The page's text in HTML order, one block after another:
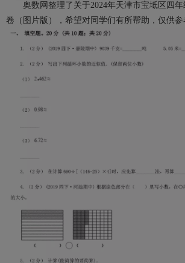
奥数网整理了关于2024年天津市宝坻区四年
卷（图片版），希望对同学们有所帮助，仅供参